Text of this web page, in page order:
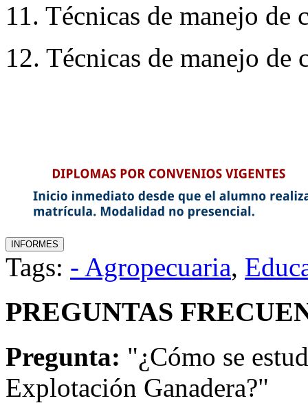
11. Técnicas de manejo de
12. Técnicas de manejo de
Tags: - Agropecuaria,
PREGUNTAS
Pregunta: "¿Cómo se
Explotación Ganadera?"